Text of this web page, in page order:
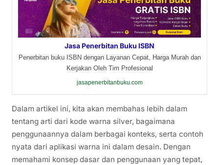
Jasa Penerbitan Buku ISBN
Penerbitan buku ISBN dengan Layanan Cepat, Harga Murah dan
Kerjakan Oleh Tim Profesional
jasapenerbitanbuku.com
Dalam artikel ini, kita akan membahas lebih dalam
tentang arti dari kode warna silver, bagaimana
penggunaannya dalam berbagai konteks, serta contoh
nyata dari aplikasi warna ini dalam desain. Dengan
memahami konsep dasar dan penggunaan yang tepat,